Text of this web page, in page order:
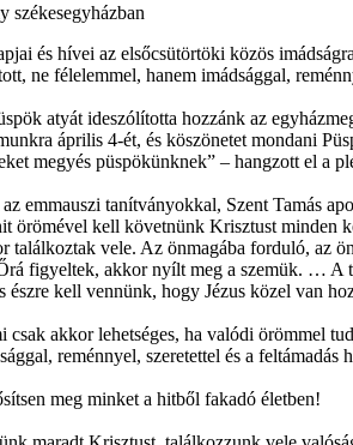
székesegyházban
és hívei az elsőcsütörtöki közös
ne félelemmel, hanem imádsággal,
atyát ideszólította hozzánk az
április 4-ét, és köszönetet mondani
megyés püspökünknek” – hangzott el a
emmauszi tanítványokkal, Szent Tamás
örömével kell követnünk Krisztust
vele. Az önmagába forduló, az
figyeltek, akkor nyílt meg a szemük. … A
kell vennünk, hogy Jézus közel van
akkor lehetséges, ha valódi örömmel
reménnyel, szeretettel és a
meg minket a hitből fakadó életben!